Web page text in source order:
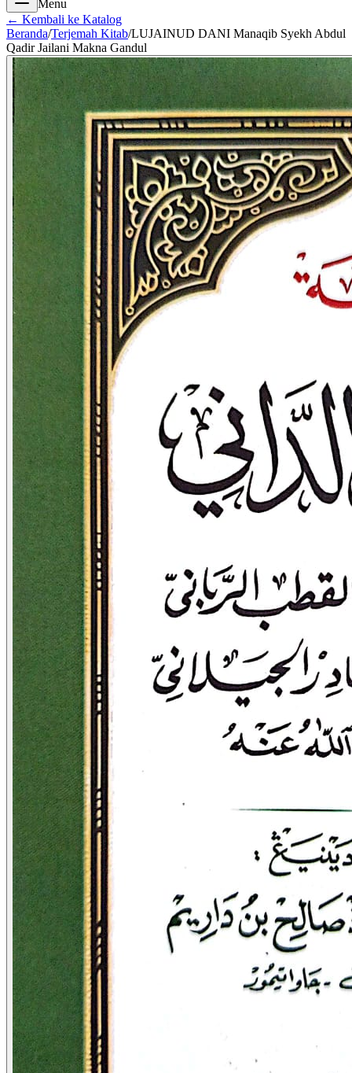
Menu
← Kembali ke Katalog
Beranda/Terjemah Kitab/LUJAINUD DANI Manaqib Syekh Abdul
Qadir Jailani Makna Gandul